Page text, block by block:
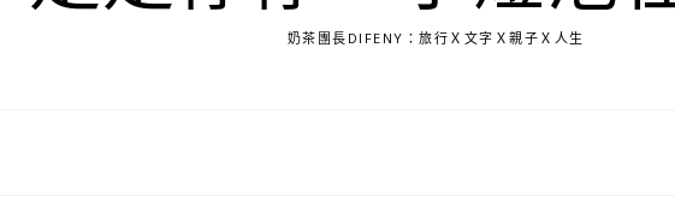
奶茶團長DIFENY：旅行Ｘ文字Ｘ親子Ｘ人生